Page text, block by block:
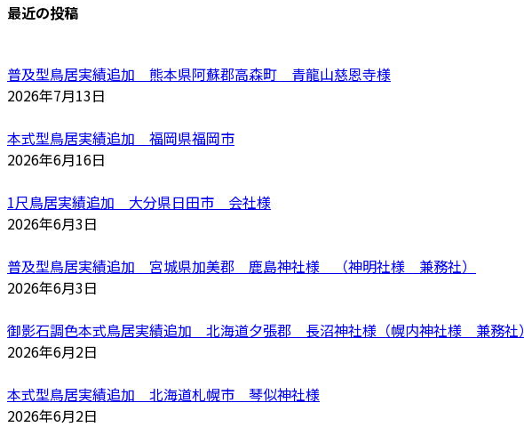
最近の投稿
普及型鳥居実績追加 熊本県阿蘇郡高森町 青龍山慈恩寺様
2026年7月13日
本式型鳥居実績追加 福岡県福岡市
2026年6月16日
1尺鳥居実績追加 大分県日田市 会社様
2026年6月3日
普及型鳥居実績追加 宮城県加美郡 鹿島神社様 （神明社様 兼務社）
2026年6月3日
御影石調色本式鳥居実績追加 北海道夕張郡 長沼神社様（幌内神社様 兼務社）
2026年6月2日
本式型鳥居実績追加 北海道札幌市 琴似神社様
2026年6月2日